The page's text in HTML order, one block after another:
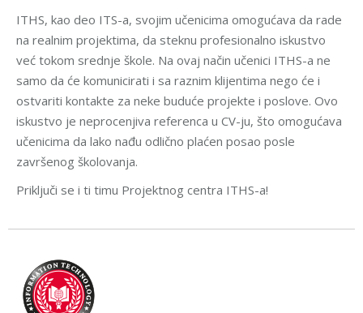
ITHS, kao deo ITS-a, svojim učenicima omogućava da rade
na realnim projektima, da steknu profesionalno iskustvo
već tokom srednje škole. Na ovaj način učenici ITHS-a ne
samo da će komunicirati i sa raznim klijentima nego će i
ostvariti kontakte za neke buduće projekte i poslove. Ovo
iskustvo je neprocenjiva referenca u CV-ju, što omogućava
učenicima da lako nađu odlično plaćen posao posle
završenog školovanja.
Priključi se i ti timu Projektnog centra ITHS-a!